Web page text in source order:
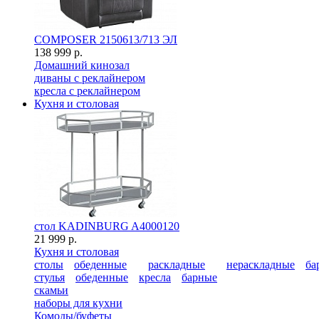
COMPOSER 2150613/713 ЭЛ
138 999 р.
Домашний кинозал
диваны с реклайнером
кресла с реклайнером
Кухня и столовая
стол KADINBURG A4000120
21 999 р.
Кухня и столовая
столы
обеденные раскладные нераскладные
стулья
обеденные кресла
барные
скамьи
наборы для кухни
Комоды/буфеты